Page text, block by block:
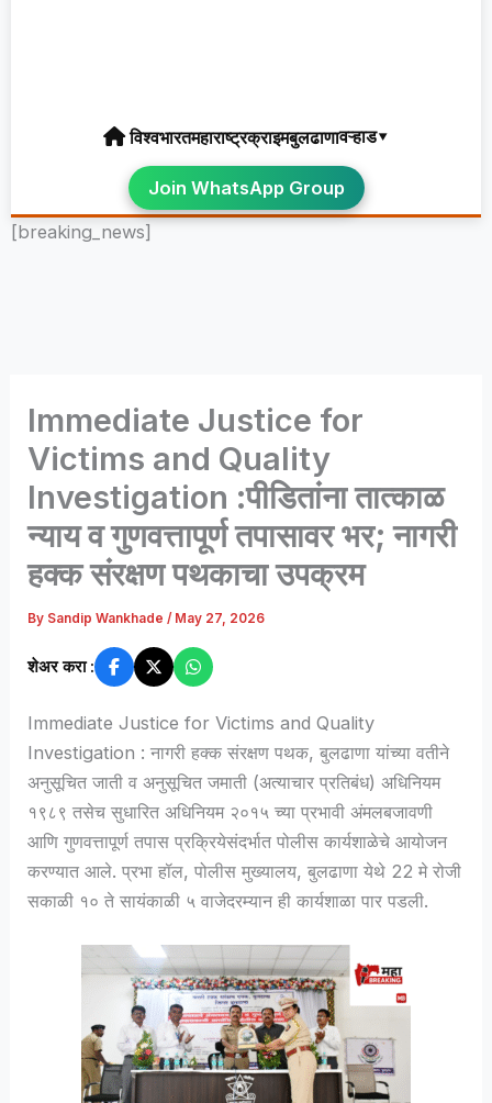
विश्वभारतमहाराष्ट्रक्राइमबुलढाणावऱ्हाड▾
Join WhatsApp Group
[breaking_news]
Immediate Justice for
Victims and Quality
Investigation :पीडितांना तात्काळ
न्याय व गुणवत्तापूर्ण तपासावर भर; नागरी
हक्क संरक्षण पथकाचा उपक्रम
By Sandip Wankhade/ May 27, 2026
शेअर करा :
Immediate Justice for Victims and Quality
Investigation : नागरी हक्क संरक्षण पथक, बुलढाणा यांच्या वतीने
अनुसूचित जाती व अनुसूचित जमाती (अत्याचार प्रतिबंध) अधिनियम
१९८९ तसेच सुधारित अधिनियम २०१५ च्या प्रभावी अंमलबजावणी
आणि गुणवत्तापूर्ण तपास प्रक्रियेसंदर्भात पोलीस कार्यशाळेचे आयोजन
करण्यात आले. प्रभा हॉल, पोलीस मुख्यालय, बुलढाणा येथे 22 मे रोजी
सकाळी १० ते सायंकाळी ५ वाजेदरम्यान ही कार्यशाळा पार पडली.